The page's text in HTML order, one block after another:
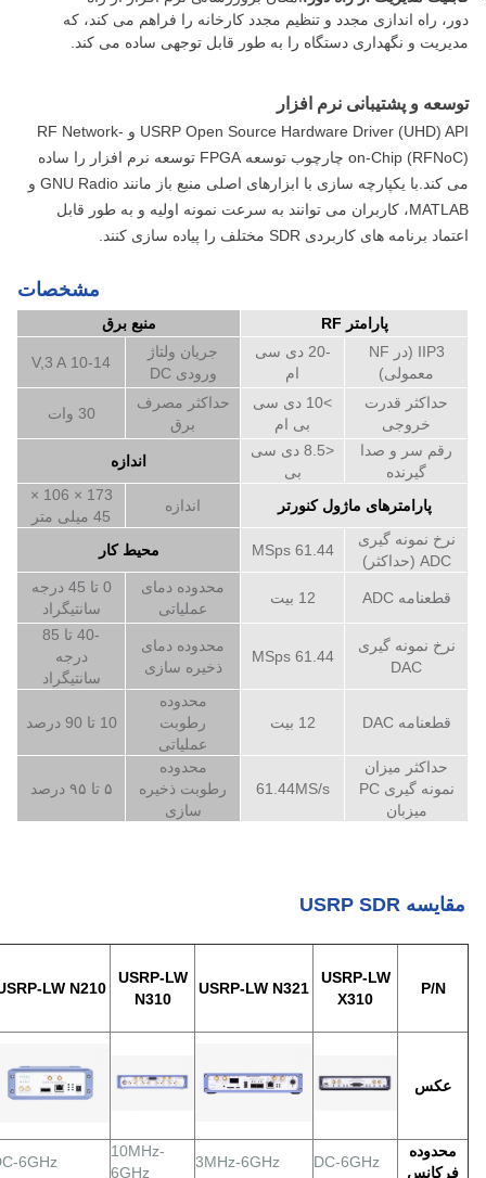
دور، راه اندازی مجدد و تنظیم مجدد کارخانه را فراهم می کند، که
مدیریت و نگهداری دستگاه را به طور قابل توجهی ساده می کند.
توسعه و پشتیبانی نرم افزار
USRP Open Source Hardware Driver (UHD) API و RF Network-
on-Chip (RFNoC) چارچوب توسعه FPGA توسعه نرم افزار را ساده
می کند.با یکپارچه سازی با ابزارهای اصلی منبع باز مانند GNU Radio و
MATLAB، کاربران می توانند به سرعت نمونه اولیه و به طور قابل
اعتماد برنامه های کاربردی SDR مختلف را پیاده سازی کنند.
مشخصات
پارامتر RF
منبع برق
IIP3 (در NF
معمولی)
-20 دی سی
ام
جریان ولتاژ
ورودی DC
10-14 V,3 A
حداکثر قدرت
خروجی
>10 دی سی
بی ام
حداکثر مصرف
برق
30 وات
رقم سر و صدا
گیرنده
<8.5 دی سی
بی
اندازه
پارامترهای ماژول کنورتر اندازه
173 × 106 ×
45 میلی متر
نرخ نمونه گیری
ADC (حداکثر)
61.44 MSps محیط کار
قطعنامه ADC 12 بیت
محدوده دمای
عملیاتی
0 تا 45 درجه
سانتیگراد
نرخ نمونه گیری
DAC
61.44 MSps
محدوده دمای
ذخیره سازی
-40 تا 85
درجه
سانتیگراد
قطعنامه DAC 12 بیت
محدوده
رطوبت
عملیاتی
10 تا 90 درصد
حداکثر میزان
نمونه گیری PC
میزبان
61.44MS/s
محدوده
رطوبت ذخیره
سازی
۵ تا ۹۵ درصد
مقایسه USRP SDR
P/N
USRP-LW
X310
USRP-LW N321
USRP-LW
N310
LW N210
عکس
محدوده
فرکانس
DC-6GHz
3MHz-6GHz
10MHz-
6GHz
6GHz